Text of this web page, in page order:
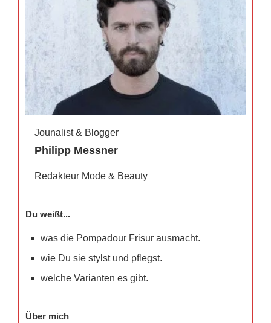
Jounalist & Blogger
Philipp Messner
Redakteur Mode & Beauty
Du weißt...
was die Pompadour Frisur ausmacht.
wie Du sie stylst und pflegst.
welche Varianten es gibt.
Über mich